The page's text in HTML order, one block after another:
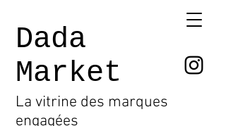
La vitrine des marques
engagées
Dada
Market